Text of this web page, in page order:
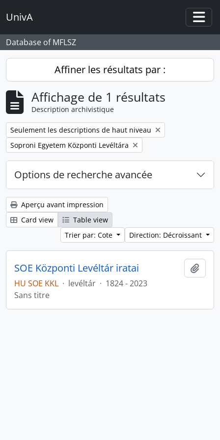
UnivA
Database of MFLSZ
Affiner les résultats par :
Affichage de 1 résultats
Description archivistique
Remove filter:
Seulement les descriptions de haut niveau
Remove filter:
Soproni Egyetem Központi Levéltára
Options de recherche avancée
Aperçu avant impression
Card view
Table view
Trier par: Cote
Direction: Décroissant
SOE Központi Levéltár iratai
HU SOE KKL · levéltár · 1824 - 2023
Sans titre